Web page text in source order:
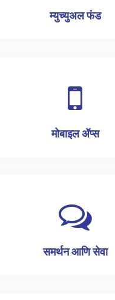
म्युच्युअल फंड
मोबाइल ॲप्स
समर्थन आणि सेवा